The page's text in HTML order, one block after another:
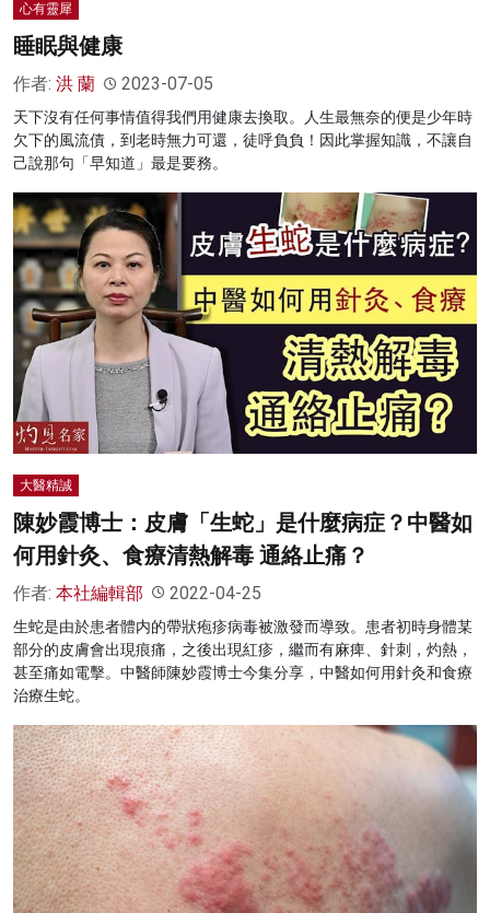
心有靈犀
睡眠與健康
作者: 洪 蘭 2023-07-05
天下沒有任何事情值得我們用健康去換取。人生最無奈的便是少年時
欠下的風流債，到老時無力可還，徒呼負負！因此掌握知識，不讓自
己說那句「早知道」最是要務。
大醫精誠
陳妙霞博士：皮膚「生蛇」是什麼病症？中醫如
何用針灸、食療清熱解毒 通絡止痛？
作者: 本社編輯部 2022-04-25
生蛇是由於患者體内的帶狀疱疹病毒被激發而導致。患者初時身體某
部分的皮膚會出現痕痛，之後出現紅疹，繼而有麻痺、針刺，灼熱，
甚至痛如電擊。中醫師陳妙霞博士今集分享，中醫如何用針灸和食療
治療生蛇。